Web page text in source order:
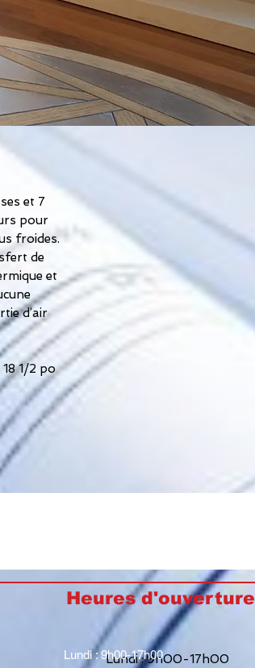
et 7
pour
froides.
de
et
d’air
1/2 po
Heures d'ouverture
Lundi : 9h00-17h00
Lundi : 9h00-17h00